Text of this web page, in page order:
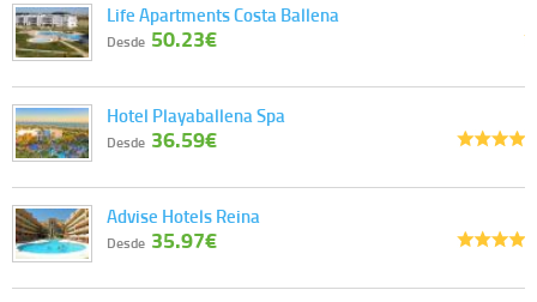
Life Apartments Costa Ballena
Desde 50.23€
Hotel Playaballena Spa
Desde 36.59€
Advise Hotels Reina
Desde 35.97€